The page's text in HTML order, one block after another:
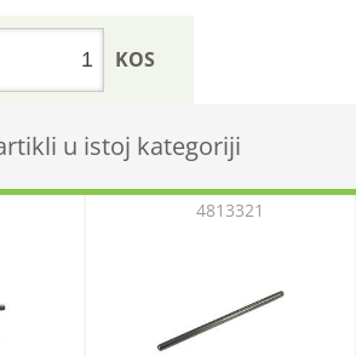
KOS
u istoj kategoriji
4813321